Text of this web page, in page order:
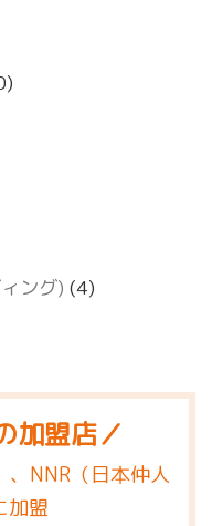
ング) (4)
加盟店／
、NNR（日本仲人
加盟